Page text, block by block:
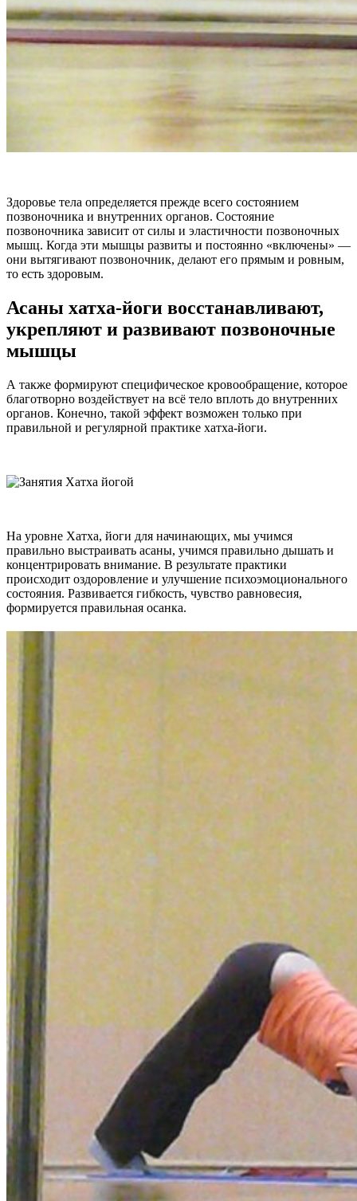
Здоровье тела определяется прежде всего состоянием
позвоночника и внутренних органов. Состояние
позвоночника зависит от силы и эластичности позвоночных
мышц. Когда эти мышцы развиты и постоянно «включены» —
они вытягивают позвоночник, делают его прямым и ровным,
то есть здоровым.
Асаны хатха-йоги восстанавливают,
укрепляют и развивают позвоночные
мышцы
А также формируют специфическое кровообращение, которое
благотворно воздействует на всё тело вплоть до внутренних
органов. Конечно, такой эффект возможен только при
правильной и регулярной практике хатха-йоги.
На уровне Хатха, йоги для начинающих, мы учимся
правильно выстраивать асаны, учимся правильно дышать и
концентрировать внимание. В результате практики
происходит оздоровление и улучшение психоэмоционального
состояния. Развивается гибкость, чувство равновесия,
формируется правильная осанка.